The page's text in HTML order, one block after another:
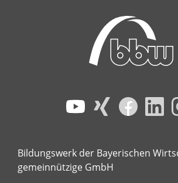
Bildungswerk der Bayerischen
gemeinnützige GmbH